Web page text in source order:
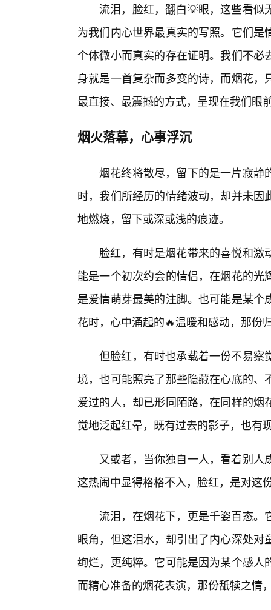
流泪，脸红，翻白💡眼，这些看
为我们内心世界最真实的写照。它们
个体微小而真实的存在证明。我们不
身就是一首复杂而多变的诗，而烟花
最直接、最震撼的方式，呈现在我们眼
烟火落幕，心事浮沉
烟花终将散尽，留下的是一片寂静
时，我们所经历的情绪波动，却并未
地燃烧，留下或深或浅的痕迹。
脸红，有时是烟花带来的喜悦和
能是一个初次约会的情侣，在烟花的
是爱情萌芽最美的注脚。也可能是某
花时，心中涌起的🔥温暖和感动，那份
但脸红，有时也承载着一份不易察
境，也可能照亮了那些隐藏在心底的
爱过的人，却已形同陌路，在同样的
觉地泛起红晕，既有过去的影子，也有
又或者，当你独自一人，看着别
这热闹中显得格格不入，脸红，是对这
流泪，在烟花下，更是千姿百态
眼角，但这泪水，却引出了内心深处
绚烂，更纯粹。它可能是因为某个感
而精心准备的烟花表演，那份舐犊之情